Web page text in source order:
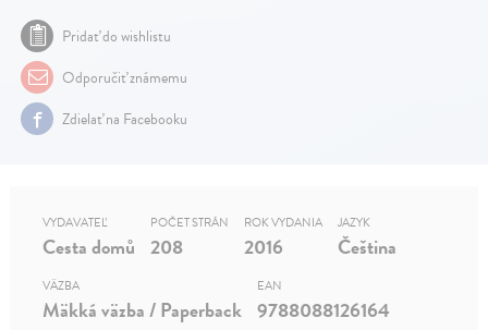
Pridať do wishlistu
Odporučiť známemu
Zdielať na Facebooku
VYDAVATEĽ
Cesta domů
POČET STRÁN
208
ROK VYDANIA
2016
JAZYK
Čeština
VÄZBA
Mäkká väzba / Paperback
EAN
9788088126164